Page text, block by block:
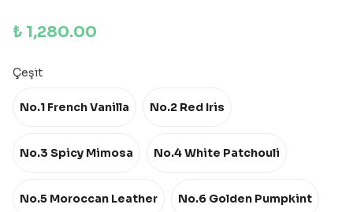
₺ 1,280.00
Çeşit
No.1 French Vanilla No.2 Red Iris
No.3 Spicy Mimosa No.4 White Patchouli
No.5 Moroccan Leather No.6 Golden Pumpkint